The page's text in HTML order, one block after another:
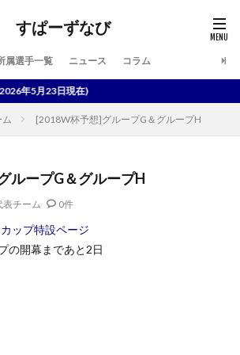
すぱーずなび
属選手一覧 ニュース コラム
23日現在)
[2018W杯予想]グループG＆グループH
ループG＆グループH
表チーム 0件
ップ特設ページ
の開幕まであと2日
検索